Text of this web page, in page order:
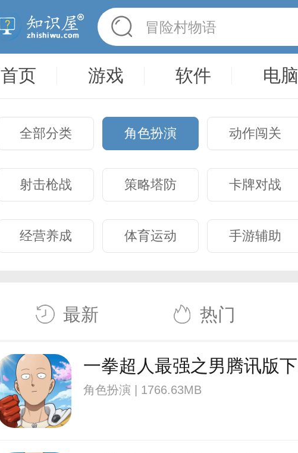
冒险村物语
英雄无敌3塔防
驾考家园手游
首页 游戏 软件 电脑
全部分类 角色扮演 动作闯关
射击枪战 策略塔防 卡牌对战
经营养成 体育运动 手游辅助
最新 热门
角色扮演 | 1766.63MB